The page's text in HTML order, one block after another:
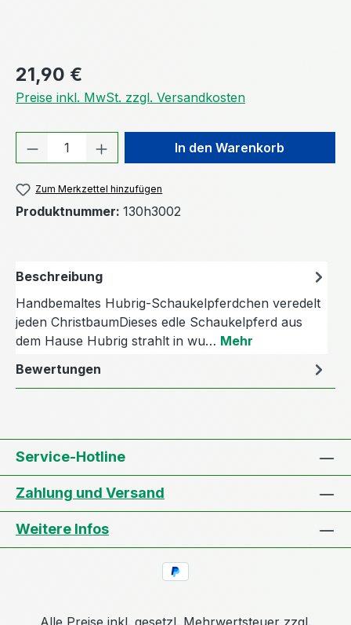
Regulärer Preis:
21,90 €
Preise inkl. MwSt. zzgl. Versandkosten
Produkt Anzahl: Gib denIn den Warenkorb
Zum Merkzettel hinzufügen
Produktnummer: 130h3002
Beschreibung
Handbemaltes Hubrig-Schaukelpferdchen veredelt
jeden ChristbaumDieses edle Schaukelpferd aus
dem Hause Hubrig strahlt in wu… Mehr
Bewertungen
Service-Hotline
Zahlung und Versand
Weitere Infos
Alle Preise inkl. gesetzl. Mehrwertsteuer zzgl.